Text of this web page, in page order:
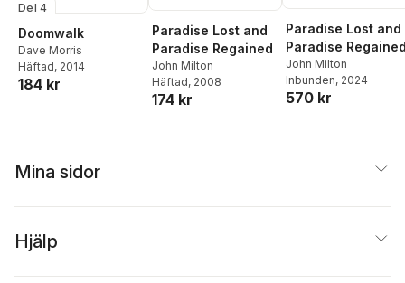
Del 4
Doomwalk
Dave Morris
Häftad, 2014
184 kr
Paradise Lost and
Paradise Regained
John Milton
Häftad, 2008
174 kr
Paradise Lost and
Paradise
John Milton
Inbunden, 2024
570 kr
Mina sidor
Hjälp